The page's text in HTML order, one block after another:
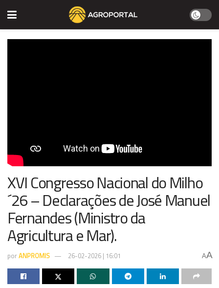
XVI Congresso Nacional do Milho
´26 – Declarações de José Manuel
Fernandes (Ministro da
Agricultura e Mar).
porANPROMIS 26-02-2026 | 16:01 AA